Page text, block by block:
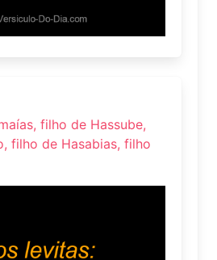
filho de Hassube,
filho de Hasabias, filho